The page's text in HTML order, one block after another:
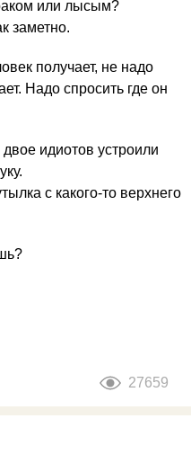
или лысым?
заметно.
получает, не надо
Надо спросить где он
идиотов устроили
с какого-то верхнего
27659